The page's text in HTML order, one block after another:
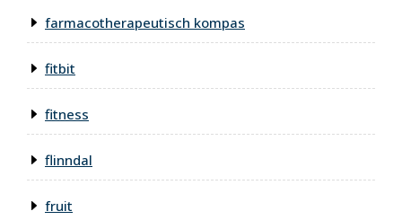
farmacotherapeutisch kompas
fitbit
fitness
flinndal
fruit